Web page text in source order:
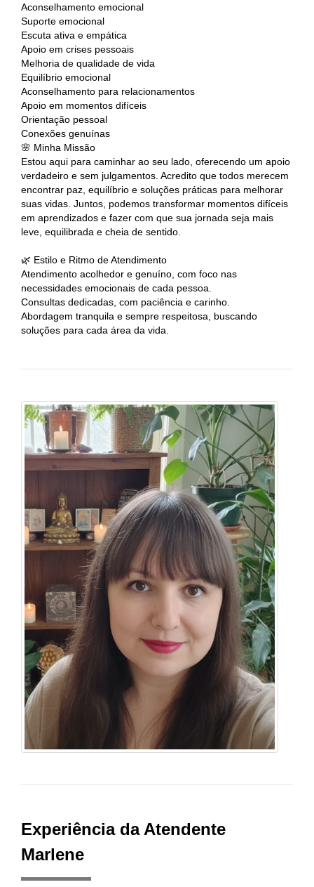
Aconselhamento emocional
Suporte emocional
Escuta ativa e empática
Apoio em crises pessoais
Melhoria de qualidade de vida
Equilíbrio emocional
Aconselhamento para relacionamentos
Apoio em momentos difíceis
Orientação pessoal
Conexões genuínas
🌸 Minha Missão
Estou aqui para caminhar ao seu lado, oferecendo um apoio
verdadeiro e sem julgamentos. Acredito que todos merecem
encontrar paz, equilíbrio e soluções práticas para melhorar
suas vidas. Juntos, podemos transformar momentos difíceis
em aprendizados e fazer com que sua jornada seja mais
leve, equilibrada e cheia de sentido.
🌿 Estilo e Ritmo de Atendimento
Atendimento acolhedor e genuíno, com foco nas
necessidades emocionais de cada pessoa.
Consultas dedicadas, com paciência e carinho.
Abordagem tranquila e sempre respeitosa, buscando
soluções para cada área da vida.
Experiência da Atendente
Marlene